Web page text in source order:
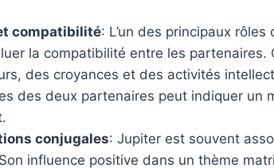
compatibilité: L’un des principaux
la compatibilité entre les
des croyances et des activités
des deux partenaires peut indiquer un
conjugales: Jupiter est souvent
influence positive dans un thème